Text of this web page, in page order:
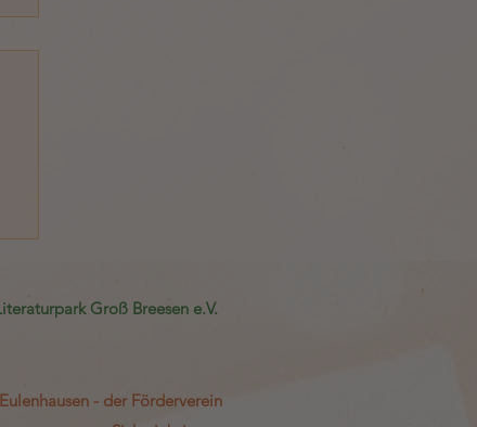
urpark Groß Breesen e.V.
Eulenhausen - der Förderverein